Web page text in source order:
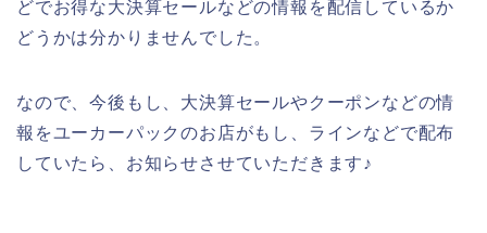
どでお得な大決算セールなどの情報を配信しているか
どうかは分かりませんでした。
なので、今後もし、大決算セールやクーポンなどの情
報をユーカーパックのお店がもし、ラインなどで配布
していたら、お知らせさせていただきます♪